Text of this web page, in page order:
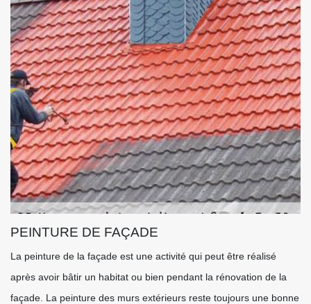
PEINTURE DE FAÇADE
La peinture de la façade est une activité qui peut être réalisé
après avoir bâtir un habitat ou bien pendant la rénovation de la
façade. La peinture des murs extérieurs reste toujours une bonne